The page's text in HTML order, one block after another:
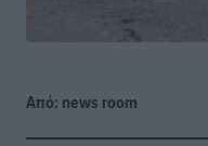
Από: news room